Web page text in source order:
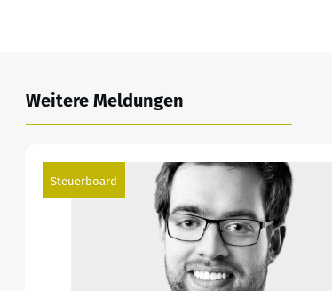
Weitere Meldungen
Steuerboard